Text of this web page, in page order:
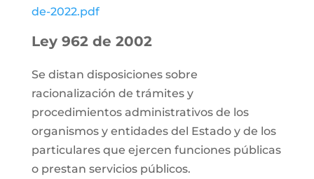
de-2022.pdf
Ley 962 de 2002
Se distan disposiciones sobre
racionalización de trámites y
procedimientos administrativos de los
organismos y entidades del Estado y de los
particulares que ejercen funciones públicas
o prestan servicios públicos.